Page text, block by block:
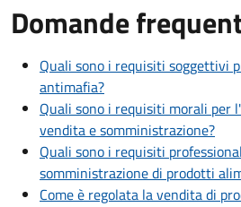
Domande
Quali sono i requisiti soggettivi
antimafia?
Quali sono i requisiti morali per
vendita e somministrazione?
Quali sono i requisiti
somministrazione di prodotti
Come è regolata la vendita di